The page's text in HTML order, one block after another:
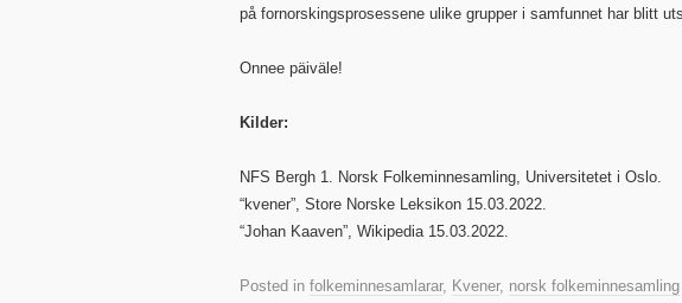
på fornorskingsprosessene ulike grupper i samfunnet har blitt
Onnee päiväle!
Kilder:
NFS Bergh 1. Norsk Folkeminnesamling, Universitetet i Oslo.
“kvener”, Store Norske Leksikon 15.03.2022.
“Johan Kaaven”, Wikipedia 15.03.2022.
Posted in folkeminnesamlarar, Kvener, norsk folkeminnesamling